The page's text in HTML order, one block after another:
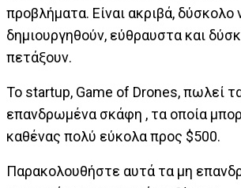
προβλήματα. Είναι ακριβά, δύσκολο
δημιουργηθούν, εύθραυστα και
πετάξουν.
Το startup, Game of Drones, πωλεί
επανδρωμένα σκάφη , τα οποία
καθένας πολύ εύκολα προς $500.
Παρακολουθήστε αυτά τα μη